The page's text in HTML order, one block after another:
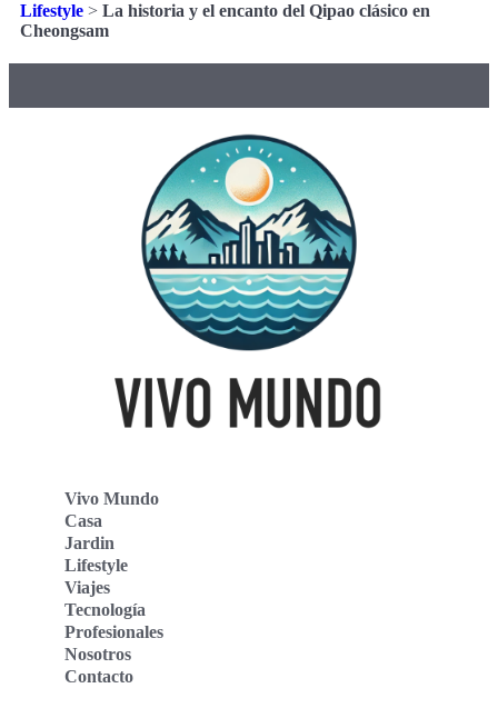
Lifestyle > La historia y el encanto del Qipao clásico en
Cheongsam
Vivo Mundo
Casa
Jardin
Lifestyle
Viajes
Tecnología
Profesionales
Nosotros
Contacto